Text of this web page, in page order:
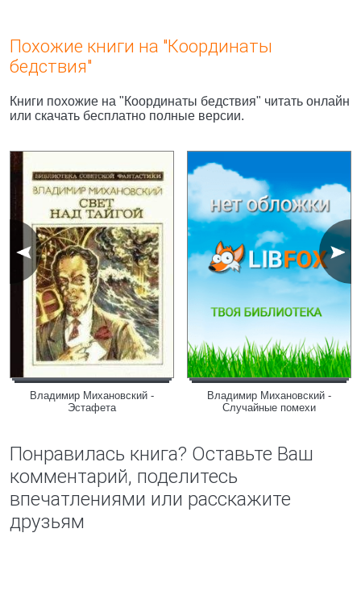
Похожие книги на "Координаты
бедствия"
Книги похожие на "Координаты бедствия" читать онлайн
или скачать бесплатно полные версии.
Владимир Михановский -
Эстафета
Владимир Михановский -
Случайные помехи
Понравилась книга? Оставьте Ваш
комментарий, поделитесь
впечатлениями или расскажите
друзьям